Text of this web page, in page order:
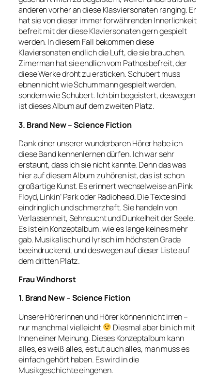
anderen vorher an diese Klasviersonaten ranging. Er
hat sie von dieser immer forwährenden Innerlichkeit
befreit mit der diese Klaviersonaten gern gespielt
werden. In diesem Fall bekommen diese
Klaviersonaten endlich die Luft, die sie brauchen.
Zimerman hat sie endlich vom Pathos befreit, der
diese Werke droht zu ersticken. Schubert muss
ebnen nicht wie Schummann gespielt werden,
sondern wie Schubert. Ich bin begeistert, deswegen
ist dieses Album auf dem zweiten Platz.
3. Brand New – Science Fiction
Dank einer unserer wunderbaren Hörer habe ich
diese Band kennenlernen dürfen. Ich war sehr
erstaunt, dass ich sie nicht kannte. Denn das was
hier auf diesem Album zu hören ist, das ist schon
großartige Kunst. Es erinnert wechselweise an Pink
Floyd, Linkin‘ Park oder Radiohead. Die Texte sind
eindringlich und schmerzhaft. Sie handeln von
Verlassenheit, Sehnsucht und Dunkelheit der Seele.
Es ist ein Konzeptalbum, wie es lange keines mehr
gab. Musikalisch und lyrisch im höchsten Grade
beeindruckend, und deswegen auf dieser Liste auf
dem dritten Platz.
Frau Windhorst
1. Brand New – Science Fiction
Unsere Hörerinnen und Hörer können nicht irren –
nur manchmal vielleicht
Diesmal aber bin ich mit
Ihnen einer Meinung. Dieses Konzeptalbum kann
alles, es weiß alles, es tut auch alles, man muss es
einfach gehört haben. Es wird in die
Musikgeschichte eingehen.